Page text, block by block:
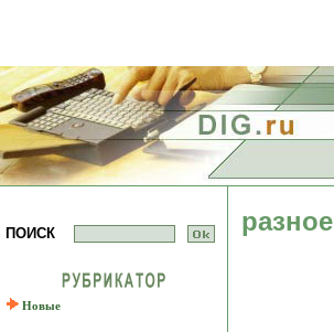
ПОИСК
Новые
разное